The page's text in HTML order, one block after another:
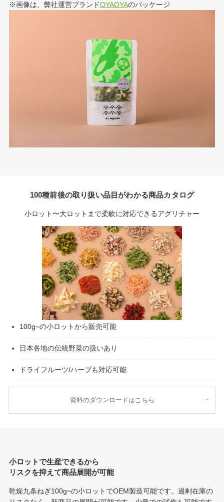
※画像は、弊社運営ブランドOYAOYAのパッケージ
100種前後の取り扱い品目がわかる商品カタログ
小ロット〜大ロットまで柔軟に対応できるアグリチャー
100g~の小ロットから販売可能
日本各地の伝統野菜の扱いあり
ドライフルーツ/ハーブも対応可能
資料のダウンロードはこちら
小ロットで生産できるから
リスクを抑えて商品展開が可能
乾燥九条ねぎ100g~の小ロットでOEM製造可能です。過剰在庫の